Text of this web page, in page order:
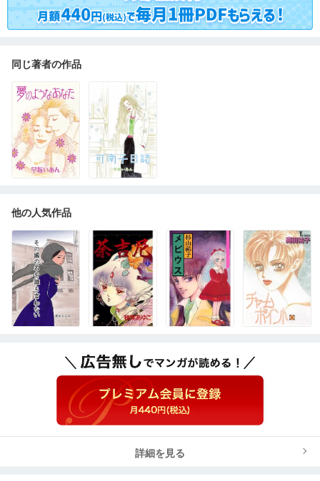
同じ著者の作品
他の人気作品
詳細を見る